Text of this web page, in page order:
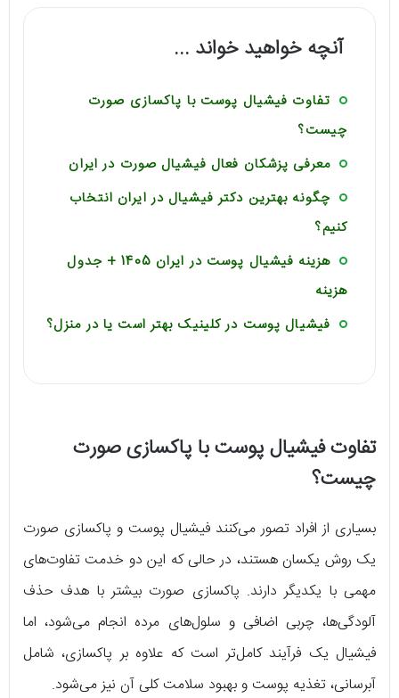
آنچه خواهید خواند ...
تفاوت فیشیال پوست با پاکسازی صورت
چیست؟
معرفی پزشکان فعال فیشیال صورت در ایران
چگونه بهترین دکتر فیشیال در ایران انتخاب
کنیم؟
هزینه فیشیال پوست در ایران 1405 + جدول
هزینه
فیشیال پوست در کلینیک بهتر است یا در منزل؟
تفاوت فیشیال پوست با پاکسازی صورت
چیست؟
بسیاری از افراد تصور می‌کنند فیشیال پوست و پاکسازی صورت
یک روش یکسان هستند، در حالی که این دو خدمت تفاوت‌های
مهمی با یکدیگر دارند. پاکسازی صورت بیشتر با هدف حذف
آلودگی‌ها، چربی اضافی و سلول‌های مرده انجام می‌شود، اما
فیشیال یک فرآیند کامل‌تر است که علاوه بر پاکسازی، شامل
آبرسانی، تغذیه پوست و بهبود سلامت کلی آن نیز می‌شود.